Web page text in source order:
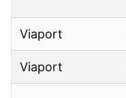
Viaport
Viaport